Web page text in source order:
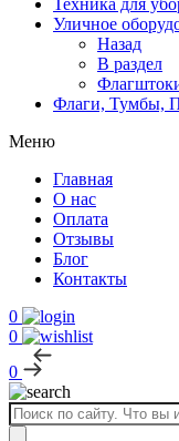
Техника для
Уличное
Назад
В раздел
Флаги, Тумбы,
Меню
Главная
О нас
Оплата
Отзывы
Блог
Контакты
0
0
0
Поиск
товаров